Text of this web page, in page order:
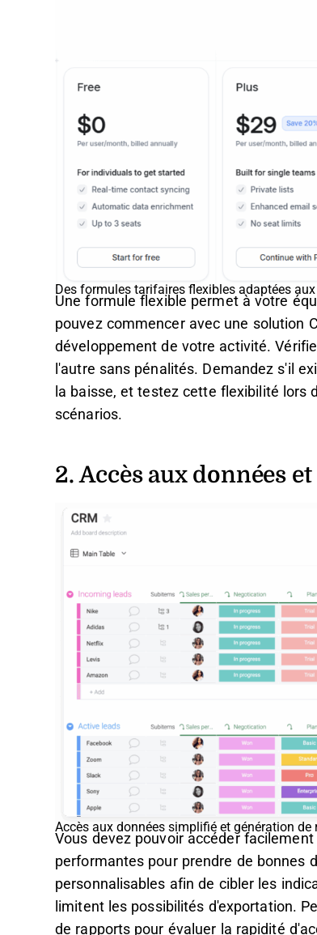
Des formules tarifaires flexibles adaptées
Une formule flexible permet à votre
pouvez commencer avec une solution
développement de votre activité.
l'autre sans pénalités. Demandez s'il
la baisse, et testez cette flexibilité lors
scénarios.
2. Accès aux données
Accès aux données simplifié et génération
Vous devez pouvoir accéder
performantes pour prendre de bonnes
personnalisables afin de cibler les
limitent les possibilités d'exportation.
de rapports pour évaluer la rapidité